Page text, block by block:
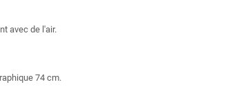
avec de l'air.
74 cm.